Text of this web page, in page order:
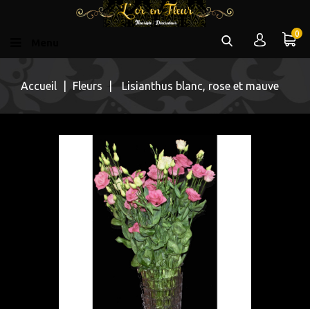
0
Accueil Fleurs Lisianthus blanc, rose et mauve